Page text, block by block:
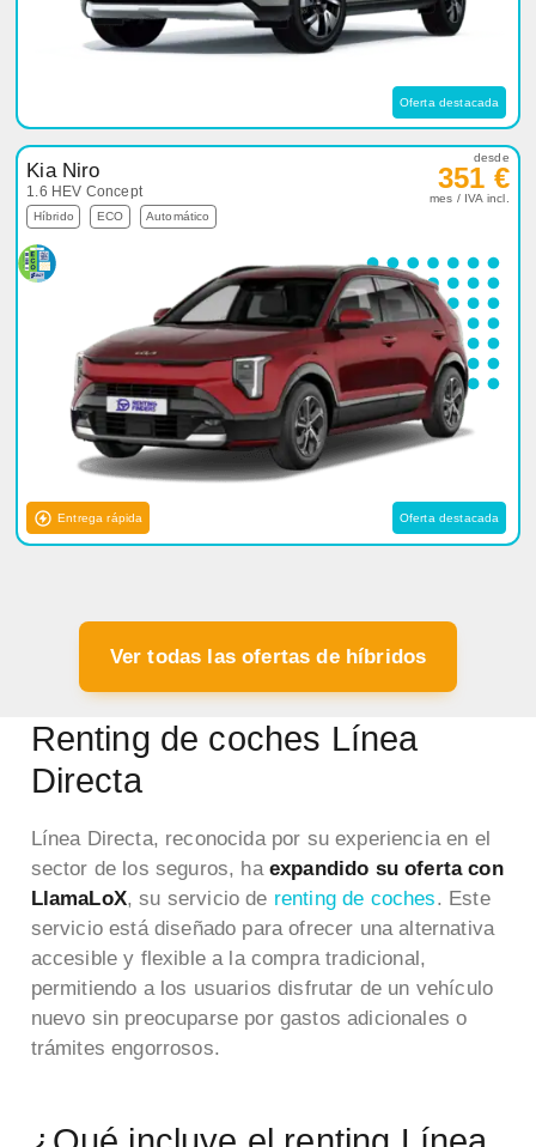
Oferta destacada
Kia Niro
1.6 HEV Concept
Híbrido ECO Automático
desde
351 €
mes / IVA incl.
Entrega rápida Oferta destacada
Ver todas las ofertas de híbridos
Renting de coches Línea
Directa
Línea Directa, reconocida por su experiencia en el
sector de los seguros, ha expandido su oferta con
LlamaLoX, su servicio de renting de coches. Este
servicio está diseñado para ofrecer una alternativa
accesible y flexible a la compra tradicional,
permitiendo a los usuarios disfrutar de un vehículo
nuevo sin preocuparse por gastos adicionales o
trámites engorrosos.